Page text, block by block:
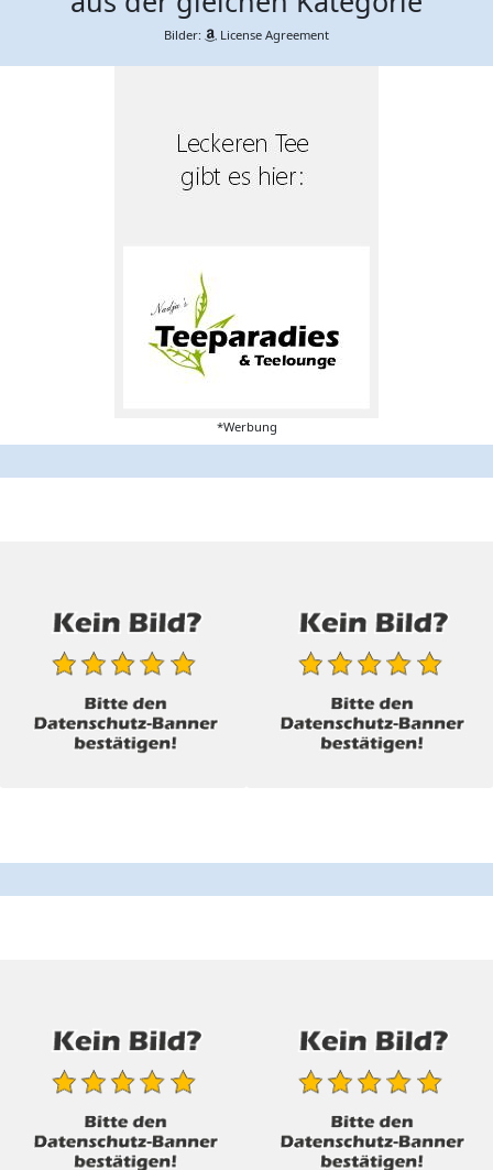
Bilder: License Agreement
*Werbung